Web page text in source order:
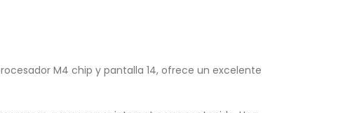
M4 chip y pantalla 14, ofrece un excelente